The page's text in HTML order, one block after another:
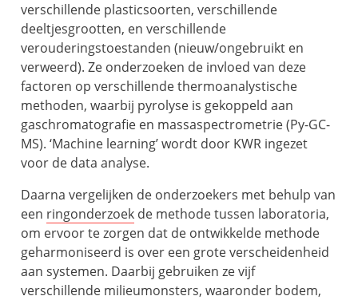
verschillende plasticsoorten, verschillende
deeltjesgrootten, en verschillende
verouderingstoestanden (nieuw/ongebruikt en
verweerd). Ze onderzoeken de invloed van deze
factoren op verschillende thermoanalystische
methoden, waarbij pyrolyse is gekoppeld aan
gaschromatografie en massaspectrometrie (Py-GC-
MS). ‘Machine learning’ wordt door KWR ingezet
voor de data analyse.
Daarna vergelijken de onderzoekers met behulp van
een ringonderzoek de methode tussen laboratoria,
om ervoor te zorgen dat de ontwikkelde methode
geharmoniseerd is over een grote verscheidenheid
aan systemen. Daarbij gebruiken ze vijf
verschillende milieumonsters, waaronder bodem,